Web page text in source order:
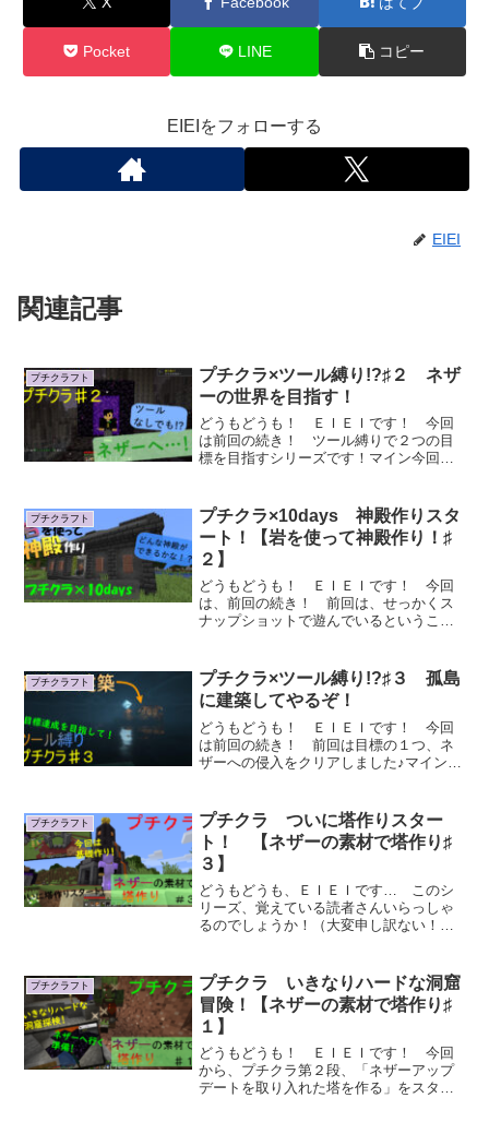
Pocket LINE コピー
EIEIをフォローする
EIEI
関連記事
プチクラフト
プチクラ×ツール縛り!?♯２ ネザ
ーの世界を目指す！
どうもどうも！ ＥＩＥＩです！ 今回
は前回の続き！ ツール縛りで２つの目
標を目指すシリーズです！マイン今回は
プチクラフト
プチクラ×10days 神殿作りスタ
ート！【岩を使って神殿作り！♯
２】
どうもどうも！ ＥＩＥＩです！ 今回
は、前回の続き！ 前回は、せっかくス
ナップショットで遊んでいるということ
プチクラフト
プチクラ×ツール縛り!?♯３ 孤島
に建築してやるぞ！
どうもどうも！ ＥＩＥＩです！ 今回
は前回の続き！ 前回は目標の１つ、ネ
ザーへの侵入をクリアしました♪マイン今
プチクラフト
プチクラ ついに塔作りスター
ト！ 【ネザーの素材で塔作り♯
３】
どうもどうも、ＥＩＥＩです… このシ
リーズ、覚えている読者さんいらっしゃ
るのでしょうか！（大変申し訳ない！）
プチクラフト
プチクラ いきなりハードな洞窟
冒険！【ネザーの素材で塔作り♯
１】
どうもどうも！ ＥＩＥＩです！ 今回
から、プチクラ第２段、「ネザーアップ
デートを取り入れた塔を作る」をスター